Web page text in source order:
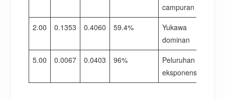
campuran
2.00
0.1353 0.4060 59.4%
Yukawa
dominan
5.00
0.0067 0.0403 96%
Peluruhan
eksponensial